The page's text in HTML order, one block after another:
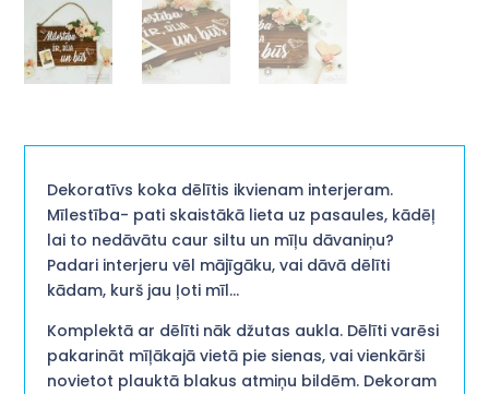
Dekoratīvs koka dēlītis ikvienam interjeram.
Mīlestība- pati skaistākā lieta uz pasaules, kādēļ
lai to nedāvātu caur siltu un mīļu dāvaniņu?
Padari interjeru vēl mājīgāku, vai dāvā dēlīti
kādam, kurš jau ļoti mīl…
Komplektā ar dēlīti nāk džutas aukla. Dēlīti varēsi
pakarināt mīļākajā vietā pie sienas, vai vienkārši
novietot plauktā blakus atmiņu bildēm. Dekoram